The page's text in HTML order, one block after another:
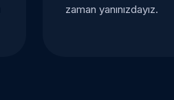
zaman yanınızdayız.